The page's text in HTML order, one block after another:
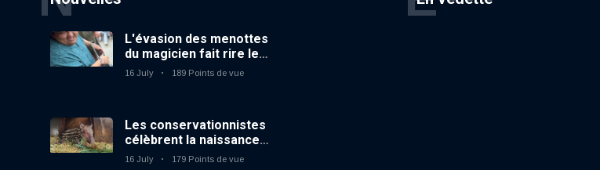
L'évasion des menottes
du magicien fait rire le
public
16 July 189 Points de vue
Les conservationnistes
célèbrent la naissance
du premier tapir
16 July 179 Points de vue